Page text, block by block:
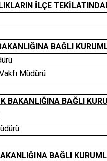
İLÇE
BAĞLI
Müdürü
BAKANLIĞINA BAĞLI
BAĞLI